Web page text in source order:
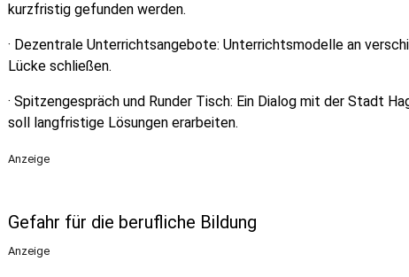
kurzfristig gefunden werden.
· Dezentrale Unterrichtsangebote: Unterrichtsmodelle an
Lücke schließen.
· Spitzengespräch und Runder Tisch: Ein Dialog mit der Stadt
soll langfristige Lösungen erarbeiten.
Anzeige
Gefahr für die berufliche Bildung
Anzeige